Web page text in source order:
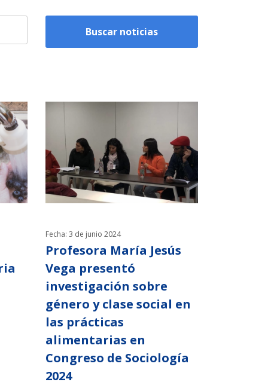
Fecha: 3 de junio 2024
Profesora María Jesús
Vega presentó
investigación sobre
género y clase social en
las prácticas
alimentarias en
Congreso de Sociología
2024